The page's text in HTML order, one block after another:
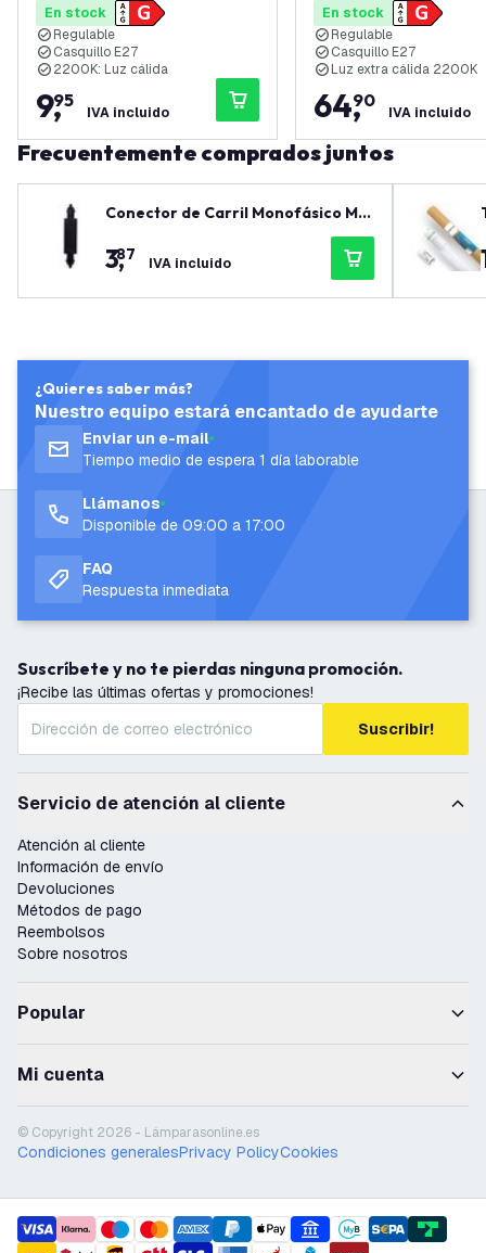
En stock
Regulable
Casquillo E27
2200K: Luz cálida
9,
95
IVA incluido
En stock
Regulable
Casquillo E27
Luz extra cálida 2200K
64,
90
IVA incluido
Frecuentemente comprados juntos
Conector de Carril Monofásico Me
diano + Fuente de Alimentación - N
egro
3,
87 IVA incluido
¿Quieres saber más?
Nuestro equipo estará encantado de ayudarte
Enviar un e-mail
Tiempo medio de espera 1 día laborable
Llámanos
Disponible de 09:00 a 17:00
FAQ
Respuesta inmediata
Suscríbete y no te pierdas ninguna promoción.
¡Recibe las últimas ofertas y promociones!
Suscribir!
Servicio de atención al cliente
Atención al cliente
Información de envío
Devoluciones
Métodos de pago
Reembolsos
Sobre nosotros
Popular
Mi cuenta
© Copyright 2026 - Lámparasonline.es
Condiciones generalesPrivacy PolicyCookies
payment methods